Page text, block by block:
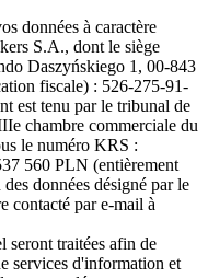
données à caractère
S.A., dont le siège
Daszyńskiego 1, 00-843
fiscale) : 526-275-91-
est tenu par le tribunal de
chambre commerciale du
le numéro KRS :
560 PLN (entièrement
données désigné par le
contacté par e-mail à
seront traitées afin de
services d'information et